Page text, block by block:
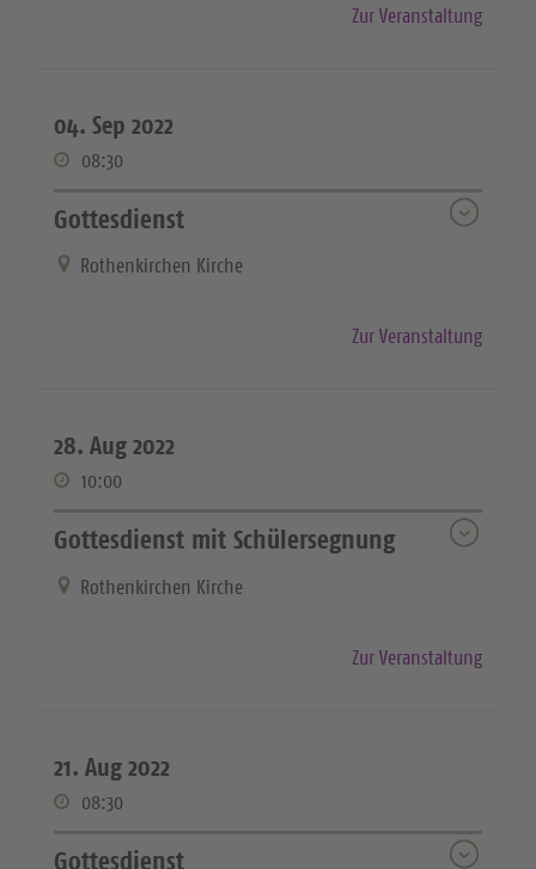
Zur Veranstaltung
04. Sep 2022
08:30
Gottesdienst
Rothenkirchen Kirche
Zur Veranstaltung
28. Aug 2022
10:00
Gottesdienst mit Schülersegnung
Rothenkirchen Kirche
Zur Veranstaltung
21. Aug 2022
08:30
Gottesdienst